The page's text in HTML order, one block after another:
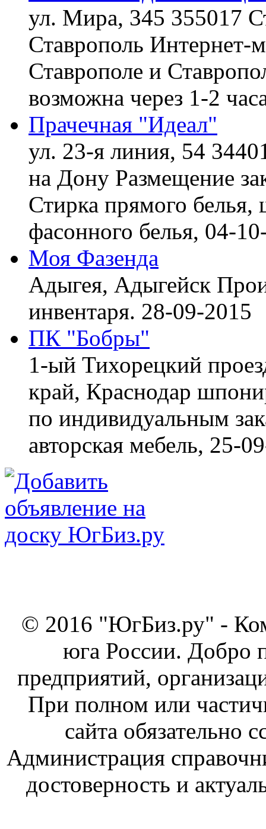
ул. Мира, 345 355017
Ставрополь Интернет-
Ставрополе и
возможна через 1-2
Прачечная "Идеал"
ул. 23-я линия, 54
на Дону Размещение
Стирка прямого
фасонного белья, 04-
Моя Фазенда
Адыгея, Адыгейск
инвентаря. 28-09-2015
ПК "Бобры"
1-ый Тихорецкий
край, Краснодар
по индивидуальным
авторская мебель, 25-
© 2016 "ЮгБиз.ру" -
юга России. Добро
предприятий,
При полном или
сайта обязательно
Администрация
достоверность и